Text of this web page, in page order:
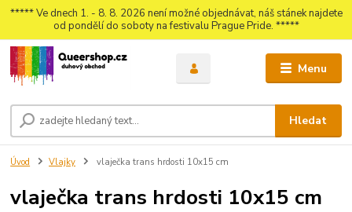
***** Ve dnech 1. - 8. 8. 2026 není možné objednávat, náš stánek najdete
od pondělí do soboty na festivalu Prague Pride. *****
Menu
Hledat
Úvod Vlajky vlaječka trans hrdosti 10x15 cm
vlaječka trans hrdosti 10x15 cm